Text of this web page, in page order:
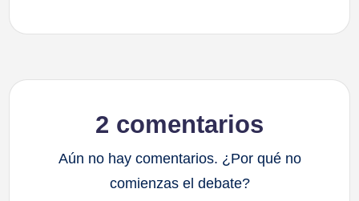
2 comentarios
Aún no hay comentarios. ¿Por qué no
comienzas el debate?